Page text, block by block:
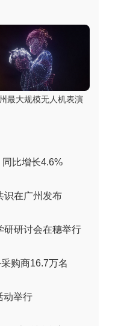
最大规模无人机表演
比增长4.6%
识在广州发布
研讨会在穗举行
购商16.7万名
动举行